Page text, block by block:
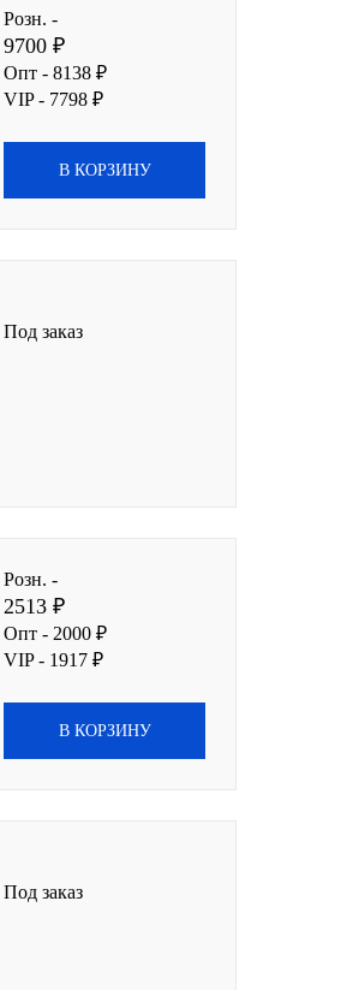
Розн. -
9700 ₽
Опт - 8138 ₽
VIP - 7798 ₽
В КОРЗИНУ
Под заказ
Розн. -
2513 ₽
Опт - 2000 ₽
VIP - 1917 ₽
В КОРЗИНУ
Под заказ